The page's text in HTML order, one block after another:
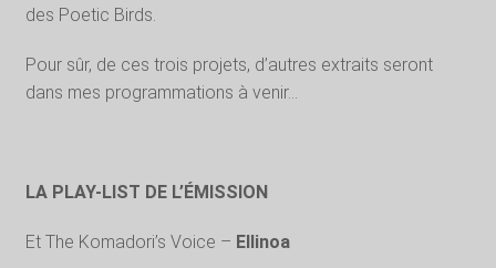
des Poetic Birds.
Pour sûr, de ces trois projets, d’autres extraits seront
dans mes programmations à venir…
LA PLAY-LIST DE L’ÉMISSION
Et The Komadori’s Voice – Ellinoa